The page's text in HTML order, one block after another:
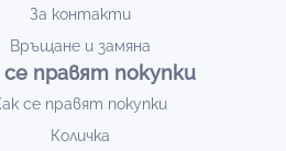
За контакти
Връщане и замяна
се правят покупки
се правят покупки
Количка